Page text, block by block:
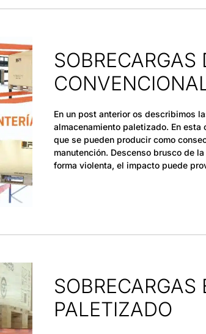
En un post anterior os describimos
almacenamiento paletizado. En
que se pueden producir como
manutención. Descenso brusco de
forma violenta, el impacto puede
PALETIZADO